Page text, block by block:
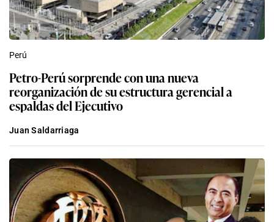
Perú
Petro-Perú sorprende con una nueva
reorganización de su estructura gerencial a
espaldas del Ejecutivo
Juan Saldarriaga